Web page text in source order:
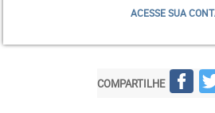
Os gols do triunfo americano
ACESSE SUA
COMPARTILHE